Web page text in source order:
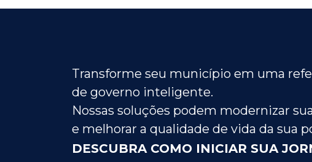
Transforme seu município em uma
de governo inteligente.
Nossas soluções podem modernizar
e melhorar a qualidade de vida da sua
DESCUBRA COMO INICIAR SUA